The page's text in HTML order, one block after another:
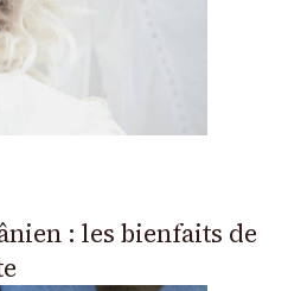
: les bienfaits de